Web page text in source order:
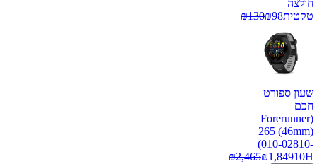
חולצה
טקטית
₪98
₪130
שעון ספורט
חכם
(Forerunner
265 (46mm)
(010-02810-
10H
₪1,849
₪2,465